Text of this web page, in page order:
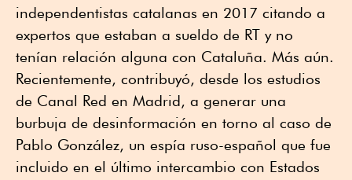
independentistas catalanas en 2017 citando a
expertos que estaban a sueldo de RT y no
tenían relación alguna con Cataluña. Más aún.
Recientemente, contribuyó, desde los estudios
de Canal Red en Madrid, a generar una
burbuja de desinformación en torno al caso de
Pablo González, un espía ruso-español que fue
incluido en el último intercambio con Estados